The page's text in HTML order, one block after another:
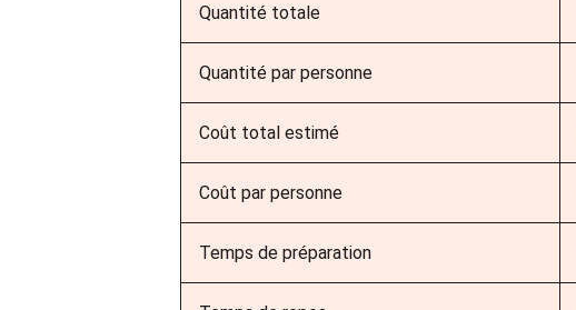
Quantité totale
Quantité par personne
Coût total estimé
Coût par personne
Temps de préparation